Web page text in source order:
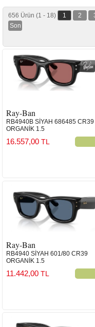
ZAMANIN ÖTESİNDE Ray-
modaydı, 20 yıl sonra da
Sadelik, saflık gibi
anlamında kilometretaşı
OTANTİK Ray-Ban'ın
gözlükler oldu. Kendi tarihi
İKONOKLASTİK ASALET
tarafından her zaman
bazıları ve ünlüler, marka
CESUR Cesaret, markanın
motorsiklet sürücüleri ve
kaplama ve kuvvetli renkleri
Ban'ın asla ödün vermeyen
tarafından tanınmıştır.
Ray-Ban Güneş gözlüğü
Optik ve Saat garanti ve
656 Ürün (1 - 18) 1 2
Son
Ray-Ban
RB4940B SİYAH 686485 CR39
ORGANİK 1.5
16.557,00 TL
Ray-Ban
RB4940 SİYAH 601/80 CR39
ORGANİK 1.5
11.442,00 TL